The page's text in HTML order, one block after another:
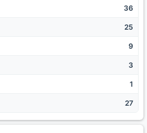
36
25
9
3
1
27